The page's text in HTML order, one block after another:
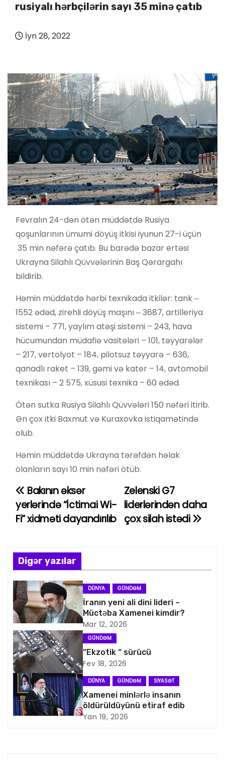
rusiyalı hərbçilərin sayı 35 minə çatıb
İyn 28, 2022
Fevralın 24-dən ötən müddətdə Rusiya
qoşunlarının ümumi döyüş itkisi iyunun 27-i üçün
35 min nəfərə çatıb. Bu barədə bazar ertəsi
Ukrayna Silahlı Qüvvələrinin Baş Qərargahı
bildirib.
Həmin müddətdə hərbi texnikada itkilər: tank ‒
1552 ədəd, zirehli döyüş maşını ‒ 3687, artilleriya
sistemi – 771, yaylım atəşi sistemi – 243, hava
hücumundan müdafiə vasitələri – 101, təyyarələr
– 217, vertolyot – 184, pilotsuz təyyarə – 636,
qanadlı raket – 139, gəmi və kater – 14, avtomobil
texnikası – 2 575, xüsusi texnika – 60 ədəd.
Ötən sutka Rusiya Silahlı Qüvvələri 150 nəfəri itirib.
Ən çox itki Baxmut və Kuraxovka istiqamətində
olub.
Həmin müddətdə Ukrayna tərəfdən həlak
olanların sayı 10 min nəfəri ötüb.
Y
a
ı
n
a
v
i
q
a
s
Zelenski G7
liderlərindən daha
çox silah istədi
Bakının əksər
yerlərində “İctimai Wi-
Fi” xidməti dayandırılıb
Digər yazılar
DÜNYA GÜNDƏM
İranın yeni ali dini lideri –
Müctəba Xamenei kimdir?
Mar 12, 2026
GÜNDƏM
“Ekzotik “ sürücü
Fev 18, 2026
DÜNYA GÜNDƏM SIYASƏT
Xamenei minlərlə insanın
öldürüldüyünü etiraf edib
Yan 19, 2026